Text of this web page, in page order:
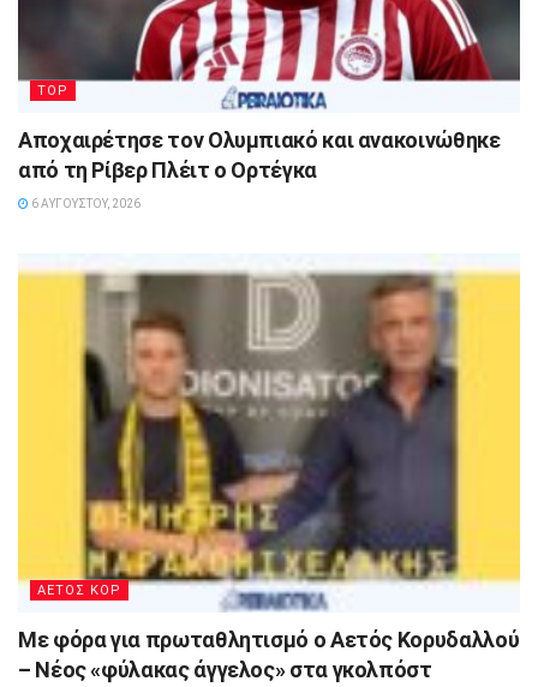
TOP
Αποχαιρέτησε τον Ολυμπιακό και ανακοινώθηκε
από τη Ρίβερ Πλέιτ ο Ορτέγκα
6 ΑΥΓΟΎΣΤΟΥ, 2026
ΑΕΤΟΣ ΚΟΡ
Με φόρα για πρωταθλητισμό ο Αετός Κορυδαλλού
– Νέος «φύλακας άγγελος» στα γκολπόστ